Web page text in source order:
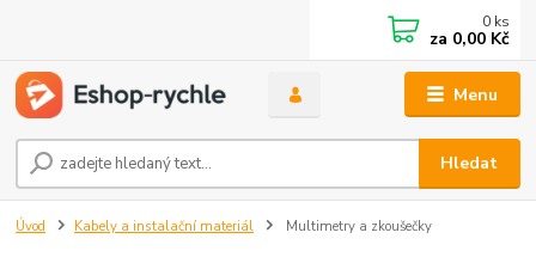
Menu
Hledat
0 ks
za 0,00 Kč
Úvod Kabely a instalační materiál Multimetry a zkoušečky